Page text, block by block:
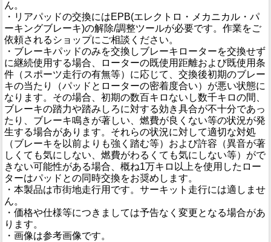
ん。
・リアパッドの交換にはEPB(エレクトロ・メカニカル・パ
ーキングブレーキ)の解除/調整ツールが必要です。作業をご
依頼されるショップにご相談ください。
・ブレーキパッドのみを交換しブレーキローターを交換せず
に継続使用する場合、ローターの既使用距離および既使用条
件（スポーツ走行の有無等）に応じて、交換後初期のブレー
キの当たり（パッドとローターの密着度合い）が悪い状態に
なります。その場合、初期の数百キロないし数千キロの間、
ブレーキの踏力や踏みしろに対する効き具合が不十分であっ
たり、ブレーキ鳴きが著しい、燃費が良くない等の状況が発
生する場合があります。それらの状況に対して適切な対処
（ブレーキを以前よりも強く踏む等）および許容（異音が著
しくても気にしない、燃費がわるくても気にしない等）がで
きない可能性がある場合、概ね1万キロ以上を使用したロー
ターはパッドとの同時交換をお奨めします。
・本製品は市街地走行用です。サーキット走行には適しませ
ん。
・価格や仕様等につきましては予告なく変更となる場合があ
ります。
・画像は参考画像です。